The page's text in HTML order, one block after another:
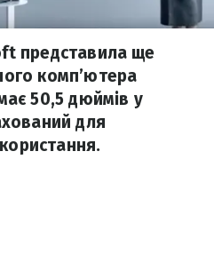
представила ще
комп’ютера
50,5 дюймів у
для